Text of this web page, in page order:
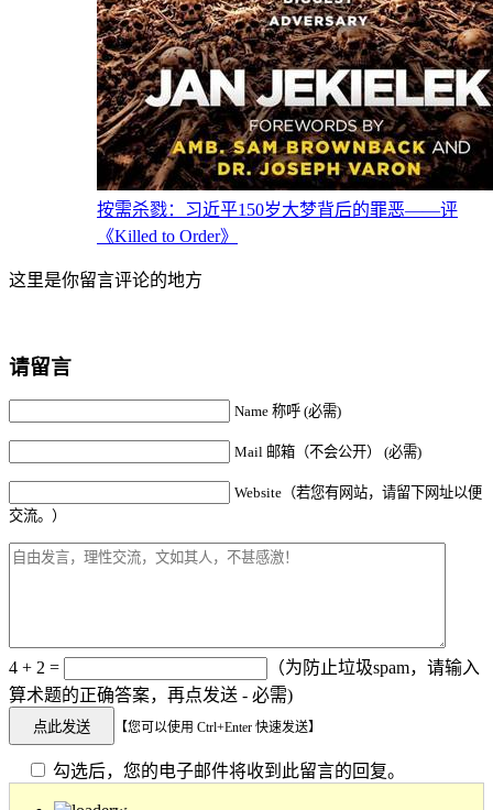
按需杀戮：习近平150岁大梦背后的罪恶——评
《Killed to Order》
这里是你留言评论的地方
请留言
Name 称呼 (必需)
Mail 邮箱（不会公开） (必需)
Website（若您有网站，请留下网址以便
交流。）
4 + 2 =
（为防止垃圾spam，请输入
算术题的正确答案，再点发送 - 必需)
【您可以使用 Ctrl+Enter 快速发送】
勾选后，您的电子邮件将收到此留言的回复。